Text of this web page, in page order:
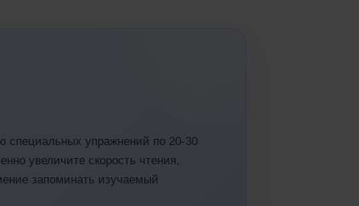
специальных упражнений по 20-30
увеличите скорость чтения,
запоминать изучаемый